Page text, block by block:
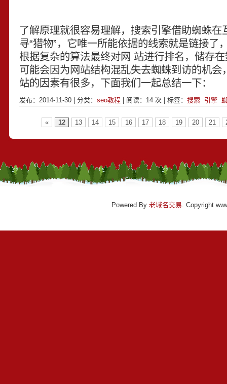
了解原理就很容易理解，搜索引擎借助蜘蛛在
寻“猎物”，它唯一所能依据的线索就是链接了
根据复杂的算法最终对网 站进行排名，储存
可能会因为网站结构混乱失去蜘蛛到访的机会
站的因素有很多，下面我们一起总结一下：
发布：2014-11-30 | 分类： seo教程| 阅读： 14 次 | 标签： 搜索 引擎
« 12 13 14 15 16 17 18 19 20 21
Powered By 老域名交易. Copyright